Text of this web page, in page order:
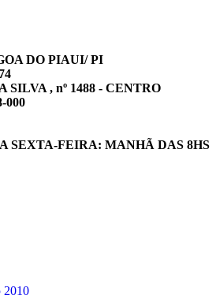
DO PIAUI/ PI
SILVA , nº 1488 - CENTRO
000
SEXTA-FEIRA: MANHÃ DAS 8HS
2010